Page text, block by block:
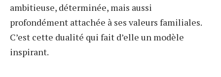
ambitieuse, déterminée, mais aussi
profondément attachée à ses valeurs familiales.
C’est cette dualité qui fait d’elle un modèle
inspirant.